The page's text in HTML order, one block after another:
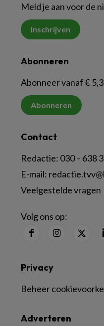
Meld je aan voor de
Inschrijven
Abonneren
Abonneer vanaf €
Abonneren
Contact
Redactie: 030 – 638
E-mail:
Veelgestelde vragen
Volg ons op:
Adverteren
Privacy
Beheer